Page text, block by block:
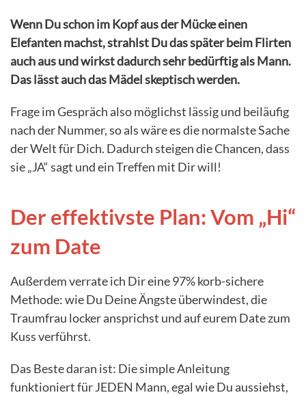
Wenn Du schon im Kopf aus der Mücke einen
Elefanten machst, strahlst Du das später beim Flirten
auch aus und wirkst dadurch sehr bedürftig als Mann.
Das lässt auch das Mädel skeptisch werden.
Frage im Gespräch also möglichst lässig und beiläufig
nach der Nummer, so als wäre es die normalste Sache
der Welt für Dich. Dadurch steigen die Chancen, dass
sie „JA“ sagt und ein Treffen mit Dir will!
Der effektivste Plan: Vom „Hi“
zum Date
Außerdem verrate ich Dir eine 97% korb-sichere
Methode: wie Du Deine Ängste überwindest, die
Traumfrau locker ansprichst und auf eurem Date zum
Kuss verführst.
Das Beste daran ist: Die simple Anleitung
funktioniert für JEDEN Mann, egal wie Du aussiehst,